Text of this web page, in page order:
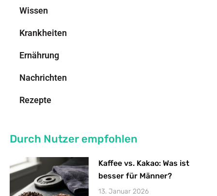
Wissen
Krankheiten
Ernährung
Nachrichten
Rezepte
Durch Nutzer empfohlen
Kaffee vs. Kakao: Was ist
besser für Männer?
13. Januar 2026